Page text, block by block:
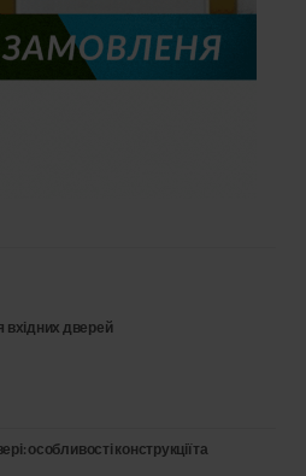
вхідних дверей
особливості конструкції та